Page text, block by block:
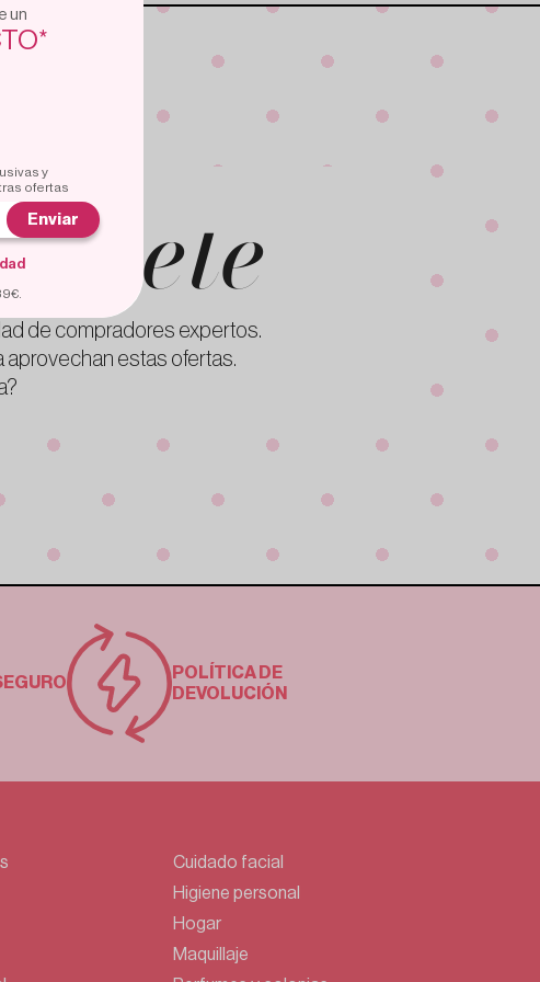
de compradores expertos.
aprovechan estas ofertas.
POLÍTICA DE
DEVOLUCIÓN
Cuidado facial
Higiene personal
Hogar
Maquillaje
un
y
ofertas
Enviar